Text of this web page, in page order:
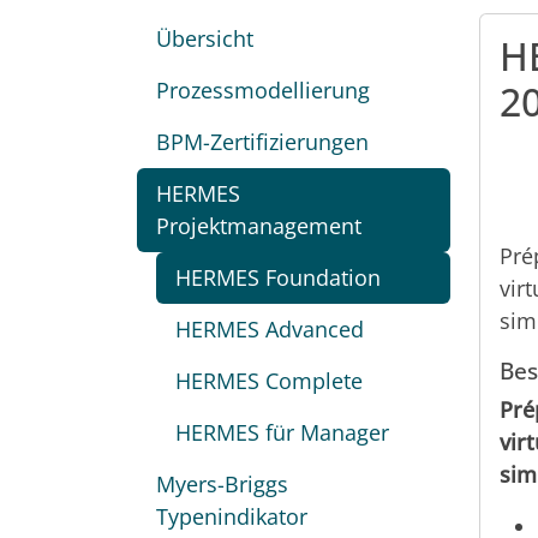
Übersicht
Prozessmodellierung
BPM-Zertifizierungen
HERMES
Projektmanagement
HERMES Foundation
HERMES Advanced
HERMES Complete
HERMES für Manager
Myers-Briggs
Typenindikator